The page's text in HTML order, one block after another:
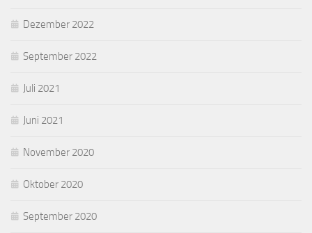
Dezember 2022
September 2022
Juli 2021
Juni 2021
November 2020
Oktober 2020
September 2020